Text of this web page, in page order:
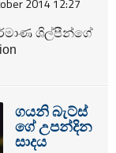
2014 12:27
ශිල්පීන්ගේ
විලාසිතා
ගයනි බැට්ස්
ගේ උපන්දින
සාදය